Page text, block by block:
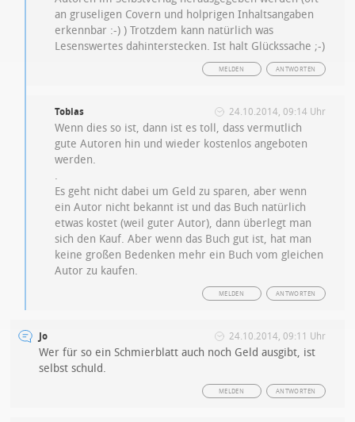
an gruseligen Covern und holprigen Inhaltsangaben
erkennbar :-) ) Trotzdem kann natürlich was
Lesenswertes dahinterstecken. Ist halt Glückssache ;-)
ANTWORTEN
MELDEN
Tobias 24.10.2014, 09:14 Uhr
Wenn dies so ist, dann ist es toll, dass vermutlich
gute Autoren hin und wieder kostenlos angeboten
werden.
.
Es geht nicht dabei um Geld zu sparen, aber wenn
ein Autor nicht bekannt ist und das Buch natürlich
etwas kostet (weil guter Autor), dann überlegt man
sich den Kauf. Aber wenn das Buch gut ist, hat man
keine großen Bedenken mehr ein Buch vom gleichen
Autor zu kaufen.
ANTWORTEN
MELDEN
Jo 24.10.2014, 09:11 Uhr
Wer für so ein Schmierblatt auch noch Geld ausgibt, ist
selbst schuld.
ANTWORTEN
MELDEN